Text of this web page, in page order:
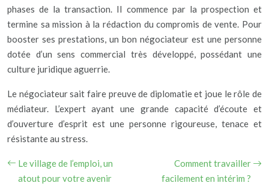
phases de la transaction. Il commence par la prospection et
termine sa mission à la rédaction du compromis de vente. Pour
booster ses prestations, un bon négociateur est une personne
dotée d’un sens commercial très développé, possédant une
culture juridique aguerrie.
Le négociateur sait faire preuve de diplomatie et joue le rôle de
médiateur. L’expert ayant une grande capacité d’écoute et
d’ouverture d’esprit est une personne rigoureuse, tenace et
résistante au stress.
Le village de l’emploi, un
atout pour votre avenir
Comment travailler
facilement en intérim ?